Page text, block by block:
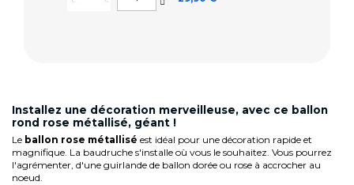
Installez une décoration merveilleuse, avec ce ballon
rond rose métallisé, géant !
Le ballon rose métallisé est idéal pour une décoration rapide et
magnifique. La baudruche s'installe où vous le souhaitez. Vous pourrez
l'agrémenter, d'une guirlande de ballon dorée ou rose à accrocher au
noeud.